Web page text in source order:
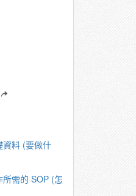
資料 (要做什
需的 SOP (怎